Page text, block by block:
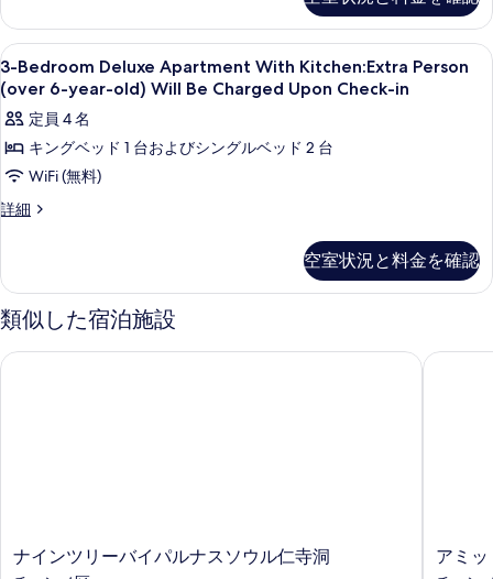
て
の
写
真
を
表
示
す
の
細
の
写
真
を
表
示
す
の
詳
細
3-
Bedroom
Deluxe
Apartment
With
Kitchen:Extra
Person
year-
old)
Will
Be
て
1 室のベッドルーム、セーフティボ
8
3-Bedroom Deluxe Apartment With Kitchen:Extra Person
(over 6-year-old) Will Be Charged Upon Check-in
定員 4 名
キングベッド 1 台およびシングルベッド 2 台
WiFi (無料)
詳細
3-
With
Kitchen:Extra
Person
6-
空室状況と料金を確認
類似した宿泊施設
ナ
イ
ナインツリーバイパルナスソウル仁寺洞
ナインツリーバイパルナスソウル仁寺洞
ア
ミ
アミ
アミッ